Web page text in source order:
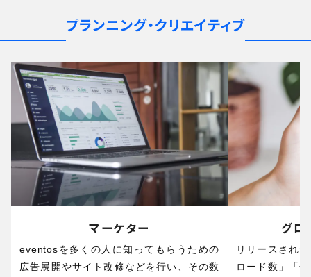
プランニング・クリエイティブ
マーケター
eventosを多くの人に知ってもらうための
広告展開やサイト改修などを行い、その数
グロ
リリースされ
ロード数」「